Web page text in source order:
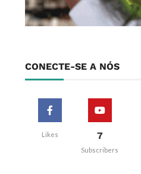
CONECTE-SE A NÓS
Likes 7
Subscribers